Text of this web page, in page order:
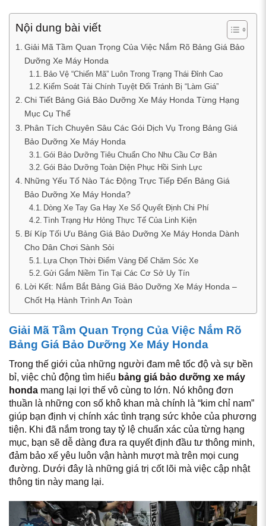
Nội dung bài viết
Giải Mã Tầm Quan Trọng Của Việc Nắm Rõ Bảng Giá Bảo
Dưỡng Xe Máy Honda
Bảo Vệ “Chiến Mã” Luôn Trong Trạng Thái Đỉnh Cao
Kiểm Soát Tài Chính Tuyệt Đối Tránh Bị “Làm Giá”
Chi Tiết Bảng Giá Bảo Dưỡng Xe Máy Honda Từng Hạng
Mục Cụ Thể
Phân Tích Chuyên Sâu Các Gói Dịch Vụ Trong Bảng Giá
Bảo Dưỡng Xe Máy Honda
Gói Bảo Dưỡng Tiêu Chuẩn Cho Nhu Cầu Cơ Bản
Gói Bảo Dưỡng Toàn Diện Phục Hồi Sinh Lực
Những Yếu Tố Nào Tác Động Trực Tiếp Đến Bảng Giá
Bảo Dưỡng Xe Máy Honda?
Dòng Xe Tay Ga Hay Xe Số Quyết Định Chi Phí
Tình Trạng Hư Hỏng Thực Tế Của Linh Kiện
Bí Kíp Tối Ưu Bảng Giá Bảo Dưỡng Xe Máy Honda Dành
Cho Dân Chơi Sành Sỏi
Lựa Chọn Thời Điểm Vàng Để Chăm Sóc Xe
Gửi Gắm Niềm Tin Tại Các Cơ Sở Uy Tín
Lời Kết: Nắm Bắt Bảng Giá Bảo Dưỡng Xe Máy Honda –
Chốt Hạ Hành Trình An Toàn
Giải Mã Tầm Quan Trọng Của Việc Nắm Rõ
Bảng Giá Bảo Dưỡng Xe Máy Honda
Trong thế giới của những người đam mê tốc độ và sự bền
bỉ, việc chủ động tìm hiểu bảng giá bảo dưỡng xe máy
honda mang lại lợi thế vô cùng to lớn. Nó không đơn
thuần là những con số khô khan mà chính là “kim chỉ nam”
giúp bạn định vị chính xác tình trạng sức khỏe của phương
tiện. Khi đã nắm trong tay tỷ lệ chuẩn xác của từng hạng
mục, bạn sẽ dễ dàng đưa ra quyết định đầu tư thông minh,
đảm bảo xế yêu luôn vận hành mượt mà trên mọi cung
đường. Dưới đây là những giá trị cốt lõi mà việc cập nhật
thông tin này mang lại.